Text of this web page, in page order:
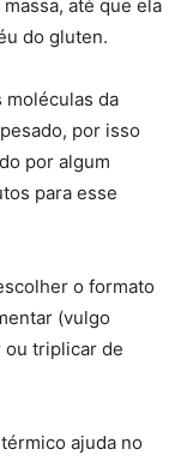
até que ela
do gluten.
moléculas da
por isso
por algum
para esse
o formato
(vulgo
ou triplicar de
ajuda no